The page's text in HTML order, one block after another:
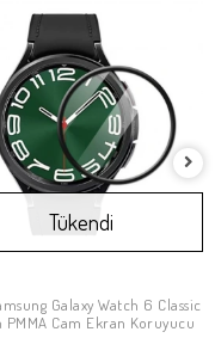
Stokta Yok
Tükendi
Galaxy Watch 6 Classic
PMMA Cam Ekran Koruyucu